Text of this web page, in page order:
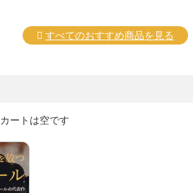
すべてのおすすめ商品を見る
カートは空です